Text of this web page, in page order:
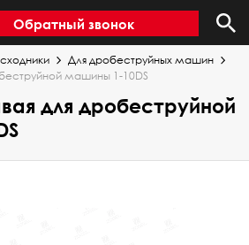
Обратный звонок
Для дробеструйных машин
машины 1-10DS
для дробеструйной